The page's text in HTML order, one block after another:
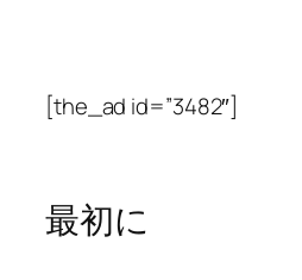
[the_ad id=”3482″]
最初に